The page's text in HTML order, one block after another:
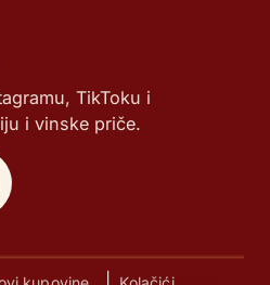
TikToku i
i vinske priče.